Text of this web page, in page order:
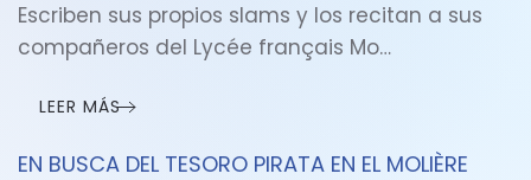
Escriben sus propios slams y los recitan a sus
compañeros del Lycée français Mo…
LEER MÁS
EN BUSCA DEL TESORO PIRATA EN EL MOLIÈRE